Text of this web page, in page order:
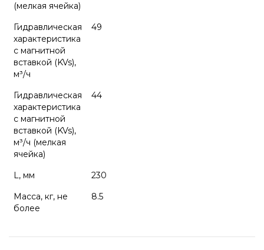
(мелкая ячейка)
Гидравлическая
характеристика
с магнитной
вставкой (KVs),
м³/ч
49
Гидравлическая
характеристика
с магнитной
вставкой (KVs),
м³/ч (мелкая
ячейка)
44
L, мм
230
Масса, кг, не
более
8.5